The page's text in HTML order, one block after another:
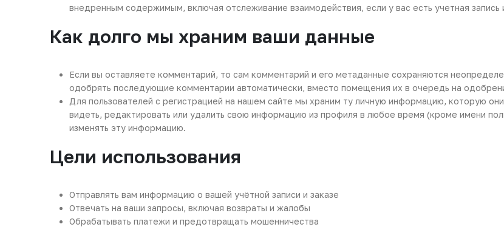
внедренным содержимым, включая отслеживание взаимодействия, если у вас есть учетная запись
Как долго мы храним ваши данные
Если вы оставляете комментарий, то сам комментарий и его метаданные сохраняются
одобрять последующие комментарии автоматически, вместо помещения их в очередь на
Для пользователей с регистрацией на нашем сайте мы храним ту личную информацию, которую
видеть, редактировать или удалить свою информацию из профиля в любое время (кроме имени
изменять эту информацию.
Цели использования
Отправлять вам информацию о вашей учётной записи и заказе
Отвечать на ваши запросы, включая возвраты и жалобы
Обрабатывать платежи и предотвращать мошенничества